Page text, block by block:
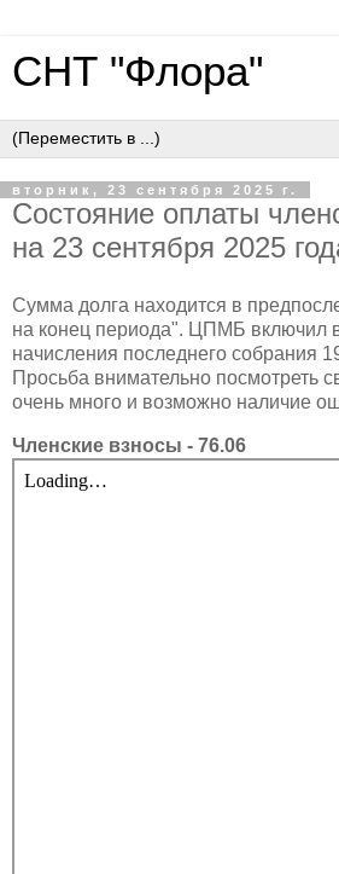
СНТ "Флора"
вторник, 23 сентября 2025 г.
Состояние оплаты
на 23 сентября 2025
Сумма долга находится в
на конец периода". ЦПМБ включил
начисления последнего собрания
Просьба внимательно посмотреть
очень много и возможно наличие
Членские взносы - 76.06